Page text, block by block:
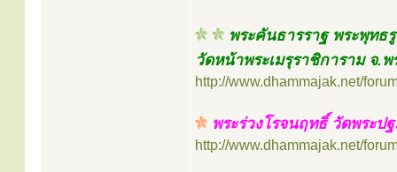
พระคันธารราฐ พระพุทธ
วัดหน้าพระเมรุราชิการาม จ.
http://www.dhammajak.net/
พระร่วงโรจนฤทธิ์ วัดพระป
http://www.dhammajak.net/